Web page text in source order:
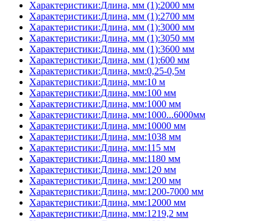
Характеристики:Длина, мм (1):2000 мм
Характеристики:Длина, мм (1):2700 мм
Характеристики:Длина, мм (1):3000 мм
Характеристики:Длина, мм (1):3050 мм
Характеристики:Длина, мм (1):3600 мм
Характеристики:Длина, мм (1):600 мм
Характеристики:Длина, мм:0,25-0,5м
Характеристики:Длина, мм:10 м
Характеристики:Длина, мм:100 мм
Характеристики:Длина, мм:1000 мм
Характеристики:Длина, мм:1000...6000мм
Характеристики:Длина, мм:10000 мм
Характеристики:Длина, мм:1038 мм
Характеристики:Длина, мм:115 мм
Характеристики:Длина, мм:1180 мм
Характеристики:Длина, мм:120 мм
Характеристики:Длина, мм:1200 мм
Характеристики:Длина, мм:1200-7000 мм
Характеристики:Длина, мм:12000 мм
Характеристики:Длина, мм:1219,2 мм